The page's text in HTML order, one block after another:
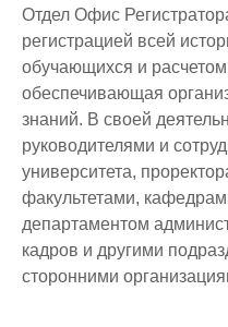
Свидетельства об
Институциональная
Специализированная
Документация
Организационная
Программа Развития
Политика в области
Академическая политика
Бонусные программы
Новости
Архив
Стандарт диплома
Объявления
Ассоциация выпускников
Комитет по делам
Секторы
Отдел социальной и
Научно-
Научные направления и
Научные проекты
Финансируемые НИР
Приёмная комиссия
Программы
Отдел магистратуры
Отдел административного
Студенту
Miras Guide
Студенческая жизнь
Наши клубы
Оплата за обучение
Образовательные
Прайс
Вакансии
F.A.Q.
Обратная связь
Задать вопрос ректору
Блог Ректора
Жалоба On-line
Онлайн приемная
Отдел Офис
регистрацией всей
обучающихся и расчетом
обеспечивающая
знаний. В своей
руководителями и
университета,
факультетами,
департаментом
кадров и другими
сторонними